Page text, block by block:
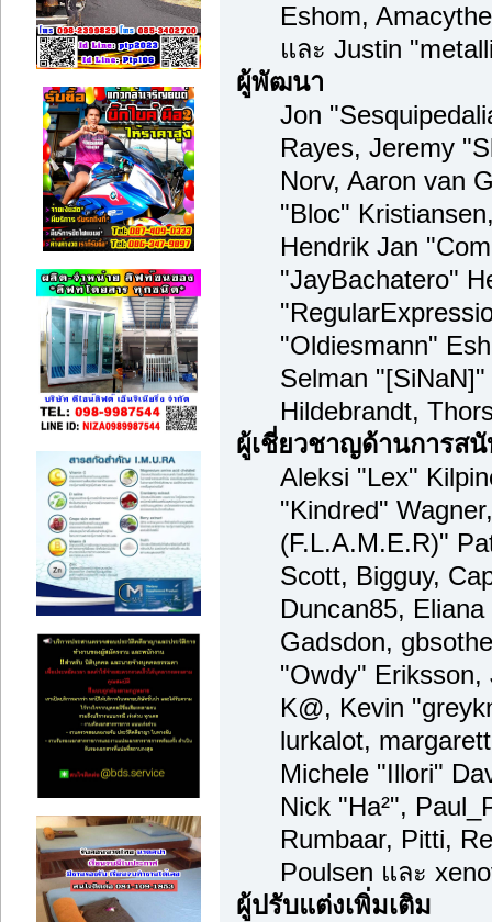
Eshom,
และ Justin
ผู้พัฒนา
Jon
Rayes, Jeremy
Norv, Aaron van
"Bloc"
Hendrik Jan
"JayBachatero"
"Oldiesmann"
Selman
Hildebrandt,
ผู้เชี่ยวชาญด้านการส
Aleksi "Lex"
"Kindred"
(F.L.A.M.E.R)"
Scott, Bigguy,
Duncan85,
Gadsdon,
"Owdy"
K@, Kevin
lurkalot,
Michele "Illori"
Nick "Ha²",
Rumbaar, Pitti,
Poulsen และ
ผู้ปรับแต่งเพิ่มเติม